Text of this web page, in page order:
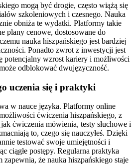
mogą być drogie, często wiążą się
szkoleniowych i czesnego. Nauka
obniża te wydatki. Platformy takie
plany cenowe, dostosowane do
nauka hiszpańskiego jest bardziej
Ponadto zwrot z inwestycji jest
potencjalny wzrost kariery i możliwości
odblokować dwujęzyczność.
uczenia się i praktyki
w nauce języka. Platformy online
ćwiczenia hiszpańskiego, z
ćwiczenia mówienia, testy słuchowe i
to, czego się nauczyłeś. Dzięki
testować swoje umiejętności i
ciągłe postępy. Regularna praktyka
zapewnia, że nauka hiszpańskiego staje